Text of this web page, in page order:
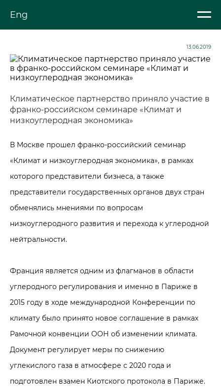
Eng
13.06.2019
Климатическое партнерство приняло участие в
франко-российском семинаре «Климат и
низкоуглеродная экономика»
В Москве прошел франко-российский семинар
«Климат и низкоуглеродная экономика», в рамках
которого представители бизнеса, а также
представители государственных органов двух стран
обменялись мнениями по вопросам
низкоуглеродного развития и перехода к углеродной
нейтральности.
Франция является одним из флагманов в области
углеродного регулирования и именно в Париже в
2015 году в ходе международной Конференции по
климату было принято новое соглашение в рамках
Рамочной конвенции ООН об изменении климата.
Документ регулирует меры по снижению
углекислого газа в атмосфере с 2020 года и
подготовлен взамен Киотского протокола в Париже.